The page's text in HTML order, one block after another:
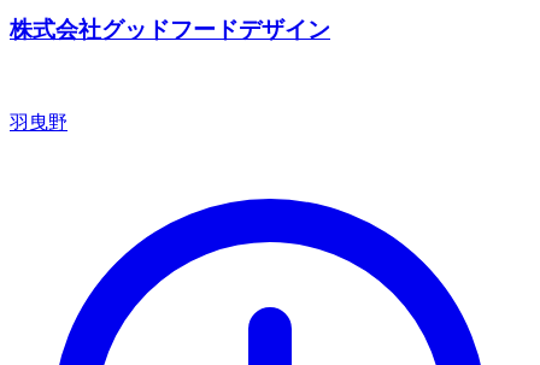
株式会社グッドフードデザイン
羽曳野